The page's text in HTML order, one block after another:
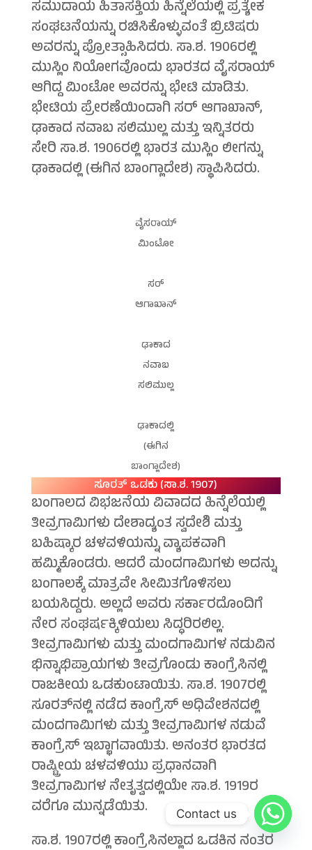
ಸಮುದಾಯ ಹಿತಾಸಕ್ತಿಯ ಹಿನ್ನೆಲೆಯಲ್ಲಿ ಪ್ರತ್ಯೇಕ
ಸಂಘಟನೆಯನ್ನು ರಚಿಸಿಕೊಳ್ಳುವಂತೆ ಬ್ರಿಟಿಷರು
ಅವರನ್ನು ಪ್ರೋತ್ಸಾಹಿಸಿದರು. ಸಾ.ಶ. 1906ರಲ್ಲಿ
ಮುಸ್ಲಿಂ ನಿಯೋಗವೊಂದು ಭಾರತದ ವೈಸರಾಯ್
ಆಗಿದ್ದ ಮಿಂಟೋ ಅವರನ್ನು ಭೇಟಿ ಮಾಡಿತು.
ಭೇಟಿಯ ಪ್ರೇರಣೆಯಿಂದಾಗಿ ಸರ್ ಆಗಾಖಾನ್,
ಢಾಕಾದ ನವಾಬ ಸಲಿಮುಲ್ಲ ಮತ್ತು ಇನ್ನಿತರರು
ಸೇರಿ ಸಾ.ಶ. 1906ರಲ್ಲಿ ಭಾರತ ಮುಸ್ಲಿಂ ಲೀಗನ್ನು
ಢಾಕಾದಲ್ಲಿ (ಈಗಿನ ಬಾಂಗ್ಲಾದೇಶ) ಸ್ಥಾಪಿಸಿದರು.
ವೈಸರಾಯ್
ಮಿಂಟೋ
ಸರ್
ಆಗಾಖಾನ್
ಢಾಕಾದ
ನವಾಬ
ಸಲಿಮುಲ್ಲ
ಢಾಕಾದಲ್ಲಿ
(ಈಗಿನ
ಬಾಂಗ್ಲಾದೇಶ)
ಸೂರತ್ ಒಡಕು (ಸಾ.ಶ. 1907)
ಬಂಗಾಲದ ವಿಭಜನೆಯ ವಿವಾದದ ಹಿನ್ನೆಲೆಯಲ್ಲಿ
ತೀವ್ರಗಾಮಿಗಳು ದೇಶಾದ್ಯಂತ ಸ್ವದೇಶಿ ಮತ್ತು
ಬಹಿಷ್ಕಾರ ಚಳವಳಿಯನ್ನು ವ್ಯಾಪಕವಾಗಿ
ಹಮ್ಮಿಕೊಂಡರು. ಆದರೆ ಮಂದಗಾಮಿಗಳು ಅದನ್ನು
ಬಂಗಾಲಕ್ಕೆ ಮಾತ್ರವೇ ಸೀಮಿತಗೊಳಿಸಲು
ಬಯಸಿದ್ದರು. ಅಲ್ಲದೆ ಅವರು ಸರ್ಕಾರದೊಂದಿಗೆ
ನೇರ ಸಂಘರ್ಷಕ್ಕಿಳಿಯಲು ಸಿದ್ಧರಿರಲಿಲ್ಲ.
ತೀವ್ರಗಾಮಿಗಳು ಮತ್ತು ಮಂದಗಾಮಿಗಳ ನಡುವಿನ
ಭಿನ್ನಾಭಿಪ್ರಾಯಗಳು ತೀವ್ರಗೊಂಡು ಕಾಂಗ್ರೆಸಿನಲ್ಲಿ
ರಾಜಕೀಯ ಒಡಕುಂಟಾಯಿತು. ಸಾ.ಶ. 1907ರಲ್ಲಿ
ಸೂರತ್‍ನಲ್ಲಿ ನಡೆದ ಕಾಂಗ್ರೆಸ್ ಅಧಿವೇಶನದಲ್ಲಿ
ಮಂದಗಾಮಿಗಳು ಮತ್ತು ತೀವ್ರಗಾಮಿಗಳ ನಡುವೆ
ಕಾಂಗ್ರೆಸ್ ಇಬ್ಭಾಗವಾಯಿತು. ಅನಂತರ ಭಾರತದ
ರಾಷ್ಟ್ರೀಯ ಚಳವಳಿಯು ಪ್ರಧಾನವಾಗಿ
ತೀವ್ರಗಾಮಿಗಳ ನೇತೃತ್ವದಲ್ಲಿಯೇ ಸಾ.ಶ. 1919ರ
ವರೆಗೂ ಮುನ್ನಡೆಯಿತು.
ಸಾ.ಶ. 1907ರಲ್ಲಿ ಕಾಂಗ್ರೆಸಿನಲ್ಲಾದ ಒಡಕಿನ ನಂತರ
Contact us